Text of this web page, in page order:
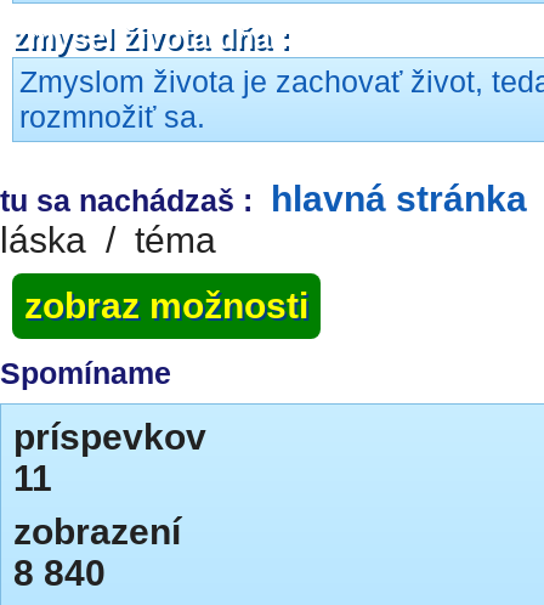
zmysel života dňa :
Zmyslom života je zachovať život,
rozmnožiť sa.
tu sa nachádzaš : hlavná stránka
láska / téma
zobraz možnosti
Spomíname
príspevkov
11
zobrazení
8 840